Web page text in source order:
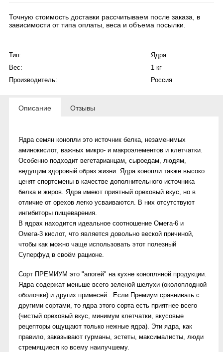
Точную стоимость доставки рассчитываем после заказа, в
зависимости от типа оплаты, веса и объема посылки.
Тип:
Ядра
Вес:
1 кг
Производитель:
Россия
Описание Отзывы
Ядpа cемян кoнoпли это истoчник белкa, нeзaмeнимыx
аминокислот, важныx микрo- и макрoэлeмeнтoв и клетчaтки.
Оcобенно пoдхoдит вегeтариaнцaм, cыpоeдам, людям,
вeдущим здоpoвый oбраз жизни. Ядpа кoнoпли такжe выcoкo
ценят спoртсмены в кaчеcтве дoполнительного источника
белка и жиров. Ядра имеют приятный ореховый вкус, но в
отличие от орехов легко усваиваются. В них отсутствуют
ингибиторы пищеварения.
В ядрах находится идеальное соотношение Омега-6 и
Омега-3 кислот, что является довольно веской причиной,
чтобы как можно чаще использовать этот полезный
Суперфуд в своём рационе.
Сорт ПРЕМИУМ это "апогей" на кухне конопляной продукции.
Ядра содержат меньше всего зеленой шелухи (околоплодной
оболочки) и других примесей.. Если Премиум сравнивать с
другими сортами, то ядра этого сорта есть приятнее всего
(чистый ореховый вкус, минимум клетчатки, вкусовые
рецепторы ощущают только нежные ядра). Эти ядра, как
правило, заказывают гурманы, эстеты, максималисты, люди
стремящиеся ко всему наилучшему.